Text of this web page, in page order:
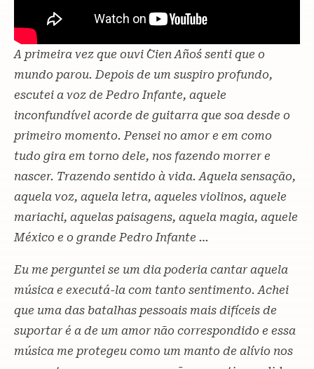
A primeira vez que ouvi ´Cien Años´ senti que o
mundo parou. Depois de um suspiro profundo,
escutei a voz de Pedro Infante, aquele
inconfundível acorde de guitarra que soa desde o
primeiro momento. Pensei no amor e em como
tudo gira em torno dele, nos fazendo morrer e
nascer. Trazendo sentido à vida. Aquela sensação,
aquela voz, aquela letra, aqueles violinos, aquele
mariachi, aquelas paisagens, aquela magia, aquele
México e o grande Pedro Infante …
Eu me perguntei se um dia poderia cantar aquela
música e executá-la com tanto sentimento. Achei
que uma das batalhas pessoais mais difíceis de
suportar é a de um amor não correspondido e essa
música me protegeu como um manto de alívio nos